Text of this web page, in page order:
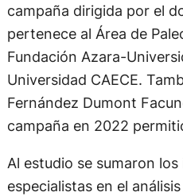
campaña dirigida por el
pertenece al Área de
Fundación Azara-
Universidad CAECE.
Fernández Dumont
campaña en 2022
Al estudio se sumaron
especialistas en el